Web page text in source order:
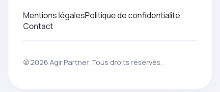
Mentions légalesPolitique de confidentialité
Contact
© 2026 Agir Partner. Tous droits réservés.